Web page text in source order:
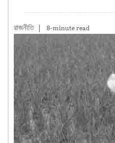
রাজনীতি|8-minute read